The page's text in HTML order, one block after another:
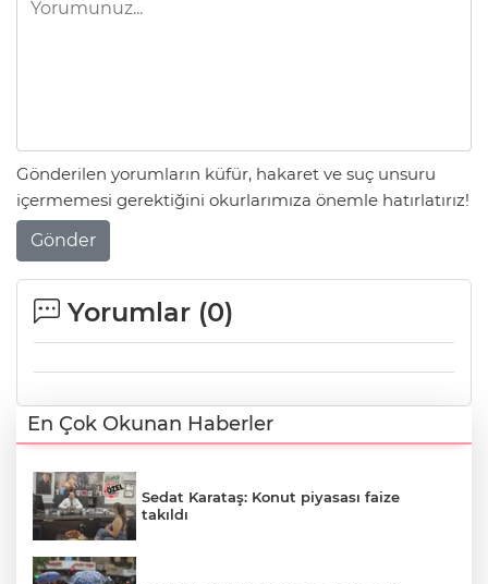
Gönderilen yorumların küfür, hakaret ve suç unsuru
içermemesi gerektiğini okurlarımıza önemle hatırlatırız!
Gönder
Yorumlar (0)
En Çok Okunan Haberler
Sedat Karataş: Konut piyasası faize
takıldı